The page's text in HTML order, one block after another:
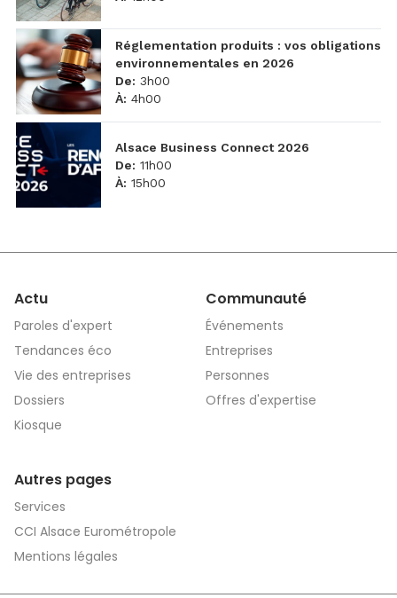
Réglementation produits : vos obligations
environnementales en 2026
De: 3h00
À: 4h00
Alsace Business Connect 2026
De: 11h00
À: 15h00
Actu
Paroles d'expert
Tendances éco
Vie des entreprises
Dossiers
Kiosque
Communauté
Événements
Entreprises
Personnes
Offres d'expertise
Autres pages
Services
CCI Alsace Eurométropole
Mentions légales